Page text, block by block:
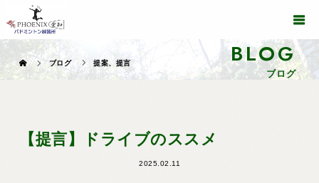
BLOG
ブログ
ブログ 提案、提言
【提言】ドライブのススメ
2025.02.11